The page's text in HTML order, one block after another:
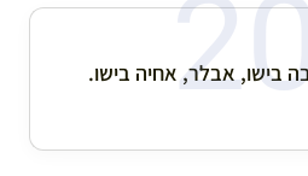
בישו, אבלר, אחיה בישו.